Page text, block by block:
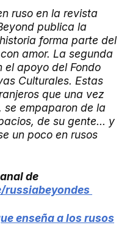
ruso en la revista
publica la
forma parte del
con amor. La segunda
el apoyo del Fondo
Culturales. Estas
que una vez
se empaparon de la
de su gente... y
un poco en rusos
de
enseña a los rusos